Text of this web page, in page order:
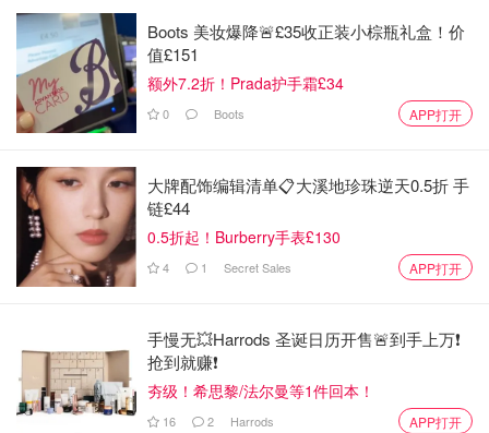
Boots 美妆爆降🚨£35收正装小棕瓶礼盒！价
值£151
额外7.2折！Prada护手霜£34
0 Boots APP打开
大牌配饰编辑清单📋大溪地珍珠逆天0.5折 手
链£44
0.5折起！Burberry手表£130
4 1 Secret Sales APP打开
手慢无💥Harrods 圣诞日历开售🚨到手上万❗️
抢到就赚❗️
夯级！希思黎/法尔曼等1件回本！
16 2 Harrods APP打开